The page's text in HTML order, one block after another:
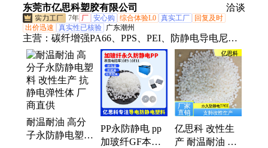
东莞市亿思科塑胶有限公司 洽谈
7年 厂 安心购 综合体验L0 真实工厂
回复及时
出价迅速
真实性已核验 广东潮州
主营： 碳纤增强PA66、PPS、PEI、防静电导电尼
龙、PEEK、黑色加纤PEI、pps塑胶、咖啡色pps、黑
色pps、pps塑料、lcp塑胶、环保pps、lcp塑料、pa6塑
胶、pei塑胶、耐磨pa6、pa66塑胶、导电peek、pa9t塑
胶、pa6t塑胶、高温pa6t
耐温耐油 高分
子永防静电塑料
PP永防静电 pp
加玻纤GF本色
亿思科 改性生
产 耐温耐油 高